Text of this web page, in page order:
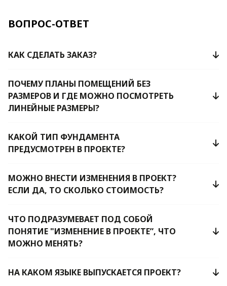
ВОПРОС-ОТВЕТ
КАК СДЕЛАТЬ ЗАКАЗ?
ПОЧЕМУ ПЛАНЫ ПОМЕЩЕНИЙ БЕЗ
РАЗМЕРОВ И ГДЕ МОЖНО ПОСМОТРЕТЬ
ЛИНЕЙНЫЕ РАЗМЕРЫ?
КАКОЙ ТИП ФУНДАМЕНТА
ПРЕДУСМОТРЕН В ПРОЕКТЕ?
МОЖНО ВНЕСТИ ИЗМЕНЕНИЯ В ПРОЕКТ?
ЕСЛИ ДА, ТО СКОЛЬКО СТОИМОСТЬ?
ЧТО ПОДРАЗУМЕВАЕТ ПОД СОБОЙ
ПОНЯТИЕ "ИЗМЕНЕНИЕ В ПРОЕКТЕ”, ЧТО
МОЖНО МЕНЯТЬ?
НА КАКОМ ЯЗЫКЕ ВЫПУСКАЕТСЯ ПРОЕКТ?